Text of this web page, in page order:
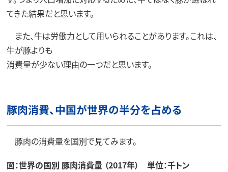
てきた結果だと思います。
また、牛は労働力として用いられることがあります。これは、
牛が豚よりも
消費量が少ない理由の一つだと思います。
豚肉消費、中国が世界の半分を占める
豚肉の消費量を国別で見てみます。
図：世界の国別 豚肉消費量 （2017年） 単位：千トン